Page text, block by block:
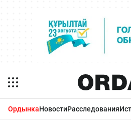
ОрдынкаНовостиРасследования